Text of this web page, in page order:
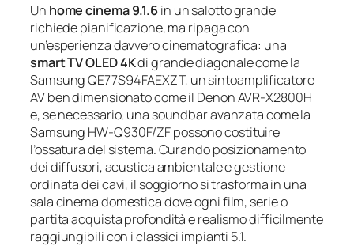
Un home cinema 9.1.6in un salotto grande
richiede pianificazione, ma ripaga con
un’esperienza davvero cinematografica: una
smart TV OLED 4Kdi grande diagonale come la
Samsung QE77S94FAEXZT, un sintoamplificatore
AV ben dimensionato come il Denon AVR‑X2800H
e, se necessario, una soundbar avanzata come la
Samsung HW‑Q930F/ZF possono costituire
l’ossatura del sistema. Curando posizionamento
dei diffusori, acustica ambientale e gestione
ordinata dei cavi, il soggiorno si trasforma in una
sala cinema domestica dove ogni film, serie o
partita acquista profondità e realismo difficilmente
raggiungibili con i classici impianti 5.1.